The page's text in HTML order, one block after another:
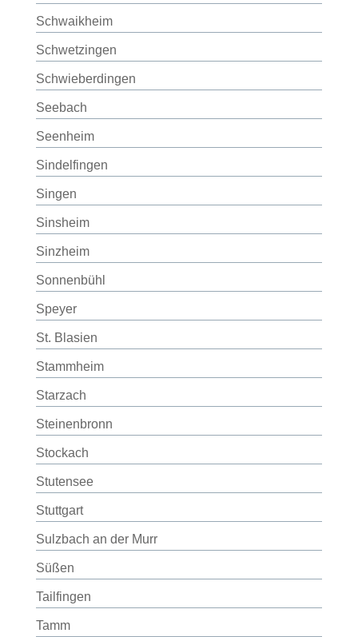
Schwaikheim
Schwetzingen
Schwieberdingen
Seebach
Seenheim
Sindelfingen
Singen
Sinsheim
Sinzheim
Sonnenbühl
Speyer
St. Blasien
Stammheim
Starzach
Steinenbronn
Stockach
Stutensee
Stuttgart
Sulzbach an der Murr
Süßen
Tailfingen
Tamm